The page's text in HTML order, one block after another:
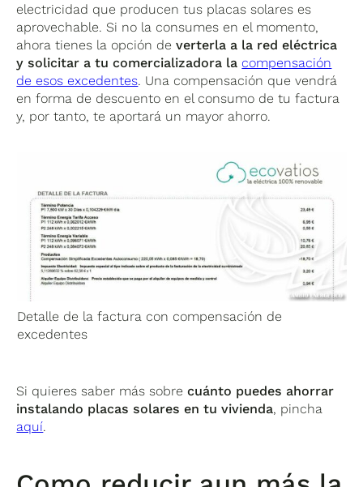
electricidad que producen tus placas solares es
aprovechable. Si no la consumes en el momento,
ahora tienes la opción deverterla a la red eléctrica
y solicitar a tu comercializadora la compensación
de esos excedentes. Una compensación que vendrá
en forma de descuento en el consumo de tu factura
y, por tanto, te aportará un mayor ahorro.
Detalle de la factura con compensación de
excedentes
Si quieres saber más sobrecuánto puedes ahorrar
instalando placas solares en tu vivienda, pincha
aquí.